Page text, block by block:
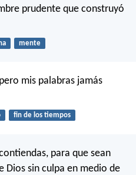
prudente que construyó
mente
mis palabras jamás
fin de los tiempos
para que sean
Dios sin culpa en medio de